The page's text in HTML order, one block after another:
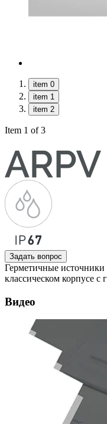
item 0
item 1
item 2
Item 1 of 3
Задать вопрос
Герметичные источники
классическом корпусе с
Видео